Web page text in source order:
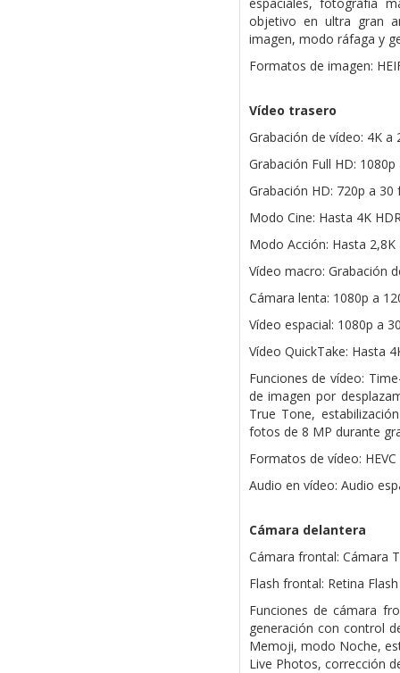
objetivo en ultra gran
imagen, modo ráfaga y
Formatos de imagen:
Vídeo trasero
Grabación de vídeo: 4K
Grabación Full HD:
Grabación HD: 720p a
Modo Cine: Hasta 4K
Modo Acción: Hasta 2,8K
Vídeo macro: Grabación
Cámara lenta: 1080p a
Vídeo espacial: 1080p a
Vídeo QuickTake: Hasta
Funciones de vídeo:
de imagen por
True Tone,
fotos de 8 MP durante
Formatos de vídeo: HEVC
Audio en vídeo: Audio
Cámara delantera
Cámara frontal: Cámara
Flash frontal: Retina Flash
Funciones de cámara
generación con control
Memoji, modo Noche,
Live Photos, corrección